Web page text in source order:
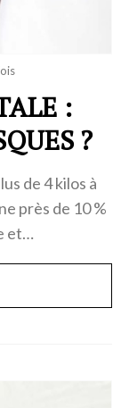
:
?
de 4 kilos à
près de 10 %
et…